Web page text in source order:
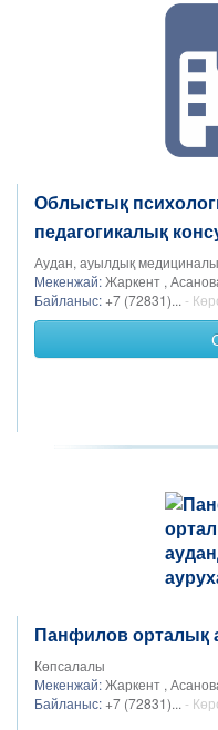
Облыстық
педагогикалық
Аудан, ауылдық
Мекенжай:Жаркент ,
Байланыс: +7 (72831)... -
Панфилов орталық
Көпсалалы
Мекенжай:Жаркент ,
Байланыс: +7 (72831)... -